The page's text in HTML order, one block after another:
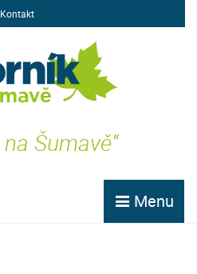
Kontakt
na Šumavě“
Menu